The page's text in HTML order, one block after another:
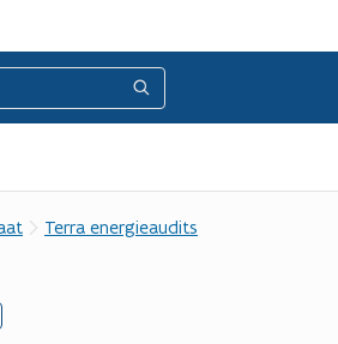
Zoeken
Terra energieaudits